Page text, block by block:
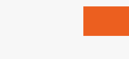
1. 「本サービス」とは、当社
みます）及びこれらサービス
「SEBook」「SEShop」「